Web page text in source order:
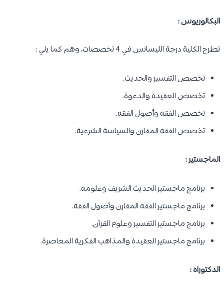
البكالوريوس :
تطرح الكلية درجة الليسانس في 4 تخصصات، وهم كما يلي :
تخصص التفسير والحديث.
تخصص العقيدة والدعوة.
تخصص الفقه وأصول الفقه.
تخصص الفقه المقارن والسياسة الشرعية.
الماجستير :
برنامج ماجستير الحديث الشريف وعلومه.
برنامج ماجستير الفقه المقارن وأصول الفقه.
برنامج ماجستير التفسير وعلوم القرآن.
برنامج ماجستير العقيدة والمذاهب الفكرية المعاصرة.
الدكتوراه :